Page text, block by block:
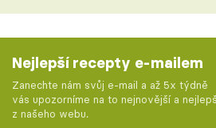
Nejlepší recepty e-mailem
Zanechte nám svůj e-mail a až 5x týdně
vás upozorníme na to nejnovější a
z našeho webu.